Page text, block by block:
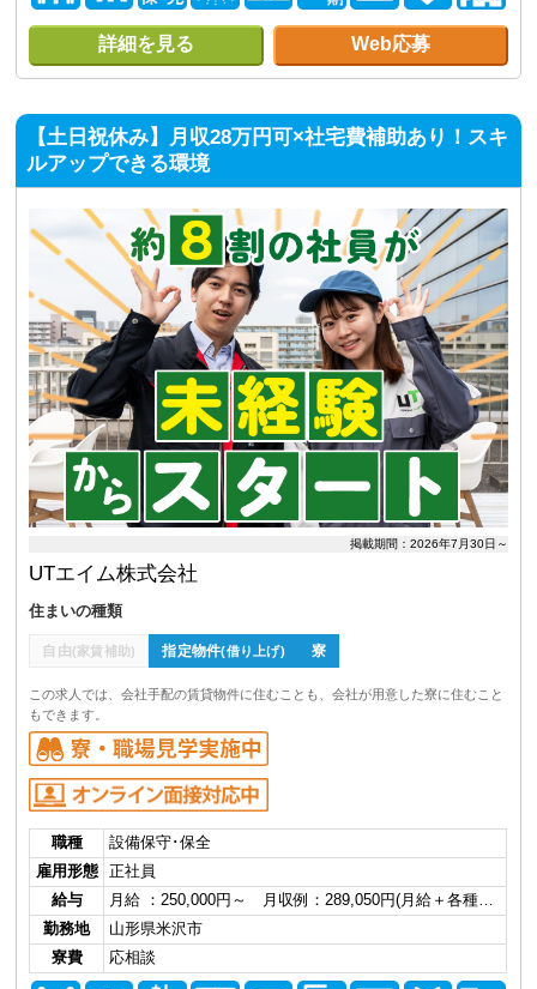
詳細を見る Web応募
【土日祝休み】月収28万円可×社宅費補助あり！スキ
ルアップできる環境
掲載期間：2026年7月30日～
UTエイム株式会社
住まいの種類
自由(家賃補助) 指定物件(借り上げ) 寮
この求人では、会社手配の賃貸物件に住むことも、会社が用意した寮に住むこと
もできます。
職種
設備保守･保全
雇用形態
正社員
給与
月給 ：250,000円～ 月収例：289,050円(月給＋各種…
勤務地
山形県米沢市
寮費
応相談